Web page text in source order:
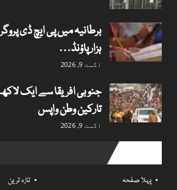
ہزار پاؤنڈ…
اگست 9, 2026
تارکین وطن واپس
اگست 9, 2026
پہلا صفحہ تازہ ترین